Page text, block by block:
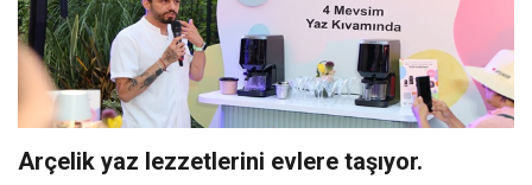
Arçelik yaz lezzetlerini evlere taşıyor.